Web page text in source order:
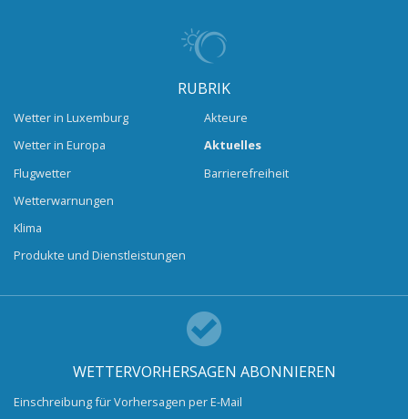
RUBRIK
Wetter in Luxemburg
Wetter in Europa
Flugwetter
Wetterwarnungen
Klima
Produkte und Dienstleistungen
Akteure
Aktuelles
Barrierefreiheit
WETTERVORHERSAGEN ABONNIEREN
Einschreibung für Vorhersagen per E-Mail